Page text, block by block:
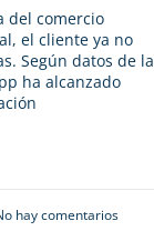
del comercio
el cliente ya no
Según datos de la
ha alcanzado
hay comentarios